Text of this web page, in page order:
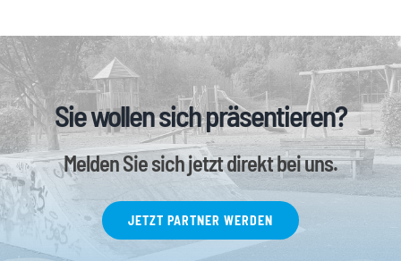
Sie wollen sich präsentieren?
Melden Sie sich jetzt direkt bei uns.
JETZT PARTNER WERDEN